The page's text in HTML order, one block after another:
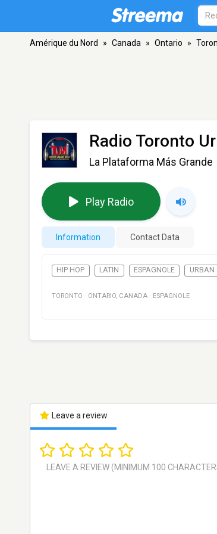
Amérique du Nord » Canada » Ontario »
Radio Toronto
La Plataforma Más Grande
Play Radio
Information Contact Data
HIP HOP LATIN ESPAGNOLE URBAN
TORONTO · ONTARIO, CANADA · ESPAGNOLE
Leave a review